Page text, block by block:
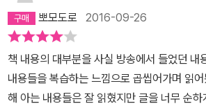
뽀모도로 2016-09-26
책 내용의 대부분을 사실 방송에서 들었던 내
내용들을 복습하는 느낌으로 곱씹어가며 읽
해 아는 내용들은 잘 읽혔지만 글을 너무 순